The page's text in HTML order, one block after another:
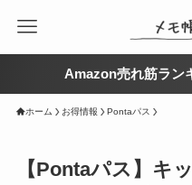
Amazon売れ筋ラン
ホーム お得情報 Pontaパス
【Pontaパス】キ